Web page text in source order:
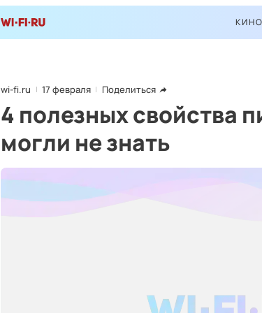
КИНО
wi-fi.ru 17 февраля Поделиться
4 полезных свойства
могли не знать